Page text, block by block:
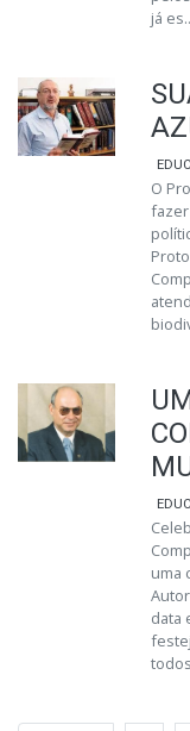
já
O
uma
data